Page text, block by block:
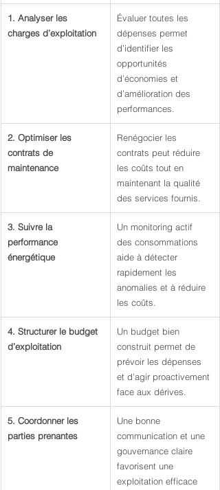
1. Analyser les
charges d’exploitation
Évaluer toutes les
dépenses permet
d’identifier les
opportunités
d’économies et
d’amélioration des
performances.
2. Optimiser les
contrats de
maintenance
Renégocier les
contrats peut réduire
les coûts tout en
maintenant la qualité
des services fournis.
3. Suivre la
performance
énergétique
Un monitoring actif
des consommations
aide à détecter
rapidement les
anomalies et à réduire
les coûts.
4. Structurer le budget
d’exploitation
Un budget bien
construit permet de
prévoir les dépenses
et d’agir proactivement
face aux dérives.
5. Coordonner les
parties prenantes
Une bonne
communication et une
gouvernance claire
favorisent une
exploitation efficace